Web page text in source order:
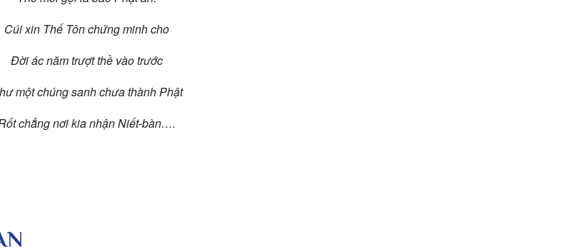
Cúi xin Thế Tôn chứng minh cho
Đời ác năm trượt thề vào trước
một chúng sanh chưa thành Phật
chẳng nơi kia nhận Niết-bàn….